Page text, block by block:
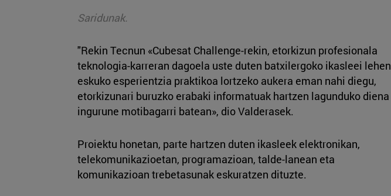
Saridunak.
"Rekin Tecnun «Cubesat Challenge-rekin, etorkizun profesionala
teknologia-karreran dagoela uste duten batxilergoko ikasleei lehen
eskuko esperientzia praktikoa lortzeko aukera eman nahi diegu,
etorkizunari buruzko erabaki informatuak hartzen lagunduko diena
ingurune motibagarri batean», dio Valderasek.
Proiektu honetan, parte hartzen duten ikasleek elektronikan,
telekomunikazioetan, programazioan, talde-lanean eta
komunikazioan trebetasunak eskuratzen dituzte.